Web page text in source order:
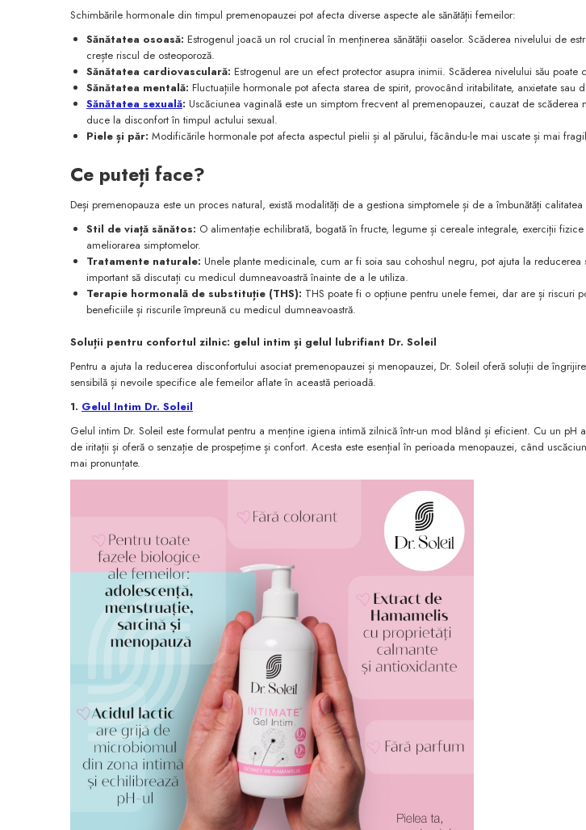
Schimbările hormonale din timpul premenopauzei pot afecta diverse aspecte ale sănătății femeilor:
Sănătatea osoasă: Estrogenul joacă un rol crucial în menținerea sănătății oaselor. Scăderea nivelului de
crește riscul de osteoporoză.
Sănătatea cardiovasculară: Estrogenul are un efect protector asupra inimii. Scăderea nivelului său poate
Sănătatea mentală: Fluctuațiile hormonale pot afecta starea de spirit, provocând iritabilitate, anxietate sau
Sănătatea sexuală: Uscăciunea vaginală este un simptom frecvent al premenopauzei, cauzat de
duce la disconfort în timpul actului sexual.
Piele și păr: Modificările hormonale pot afecta aspectul pielii și al părului, făcându-le mai uscate și mai
Ce puteți face?
Deși premenopauza este un proces natural, există modalități de a gestiona simptomele și de a îmbunătăți calitatea
Stil de viață sănătos: O alimentație echilibrată, bogată în fructe, legume și cereale integrale, exerciții
ameliorarea simptomelor.
Tratamente naturale: Unele plante medicinale, cum ar fi soia sau cohoshul negru, pot ajuta la
important să discutați cu medicul dumneavoastră înainte de a le utiliza.
Terapie hormonală de substituție (THS): THS poate fi o opțiune pentru unele femei, dar are și riscuri
beneficiile și riscurile împreună cu medicul dumneavoastră.
Soluții pentru confortul zilnic: gelul intim și gelul lubrifiant Dr. Soleil
Pentru a ajuta la reducerea disconfortului asociat premenopauzei și menopauzei, Dr. Soleil oferă soluții de
sensibilă și nevoile specifice ale femeilor aflate în această perioadă.
1. Gelul Intim Dr. Soleil
Gelul intim Dr. Soleil este formulat pentru a menține igiena intimă zilnică într-un mod blând și eficient. Cu un pH
de iritații și oferă o senzație de prospețime și confort. Acesta este esențial în perioada menopauzei, când
mai pronunțate.